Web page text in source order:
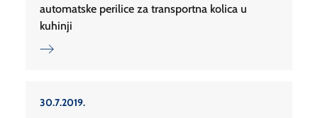
automatske perilice za transportna kolica u
kuhinji
30.7.2019.